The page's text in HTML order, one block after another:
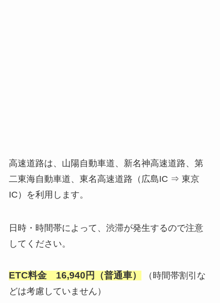
高速道路は、山陽自動車道、新名神高速道路、第
二東海自動車道、東名高速道路（広島IC ⇒ 東京
IC）を利用します。
日時・時間帯によって、渋滞が発生するので注意
してください。
ETC料金 16,940円（普通車）
（時間帯割引な
どは考慮していません）